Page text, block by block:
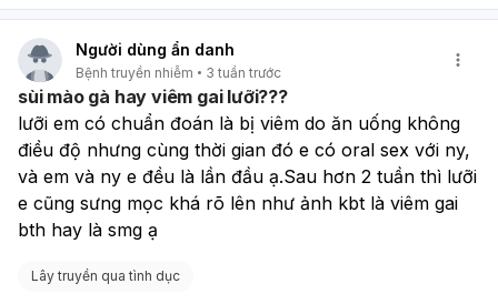
Người dùng ẩn danh
Bệnh truyền nhiễm 3 tuần trước
sùi mào gà hay viêm gai lưỡi???
lưỡi em có chuẩn đoán là bị viêm do ăn uống không
điều độ nhưng cùng thời gian đó e có oral sex với ny,
và em và ny e đều là lần đầu ạ.Sau hơn 2 tuần thì lưỡi
e cũng sưng mọc khá rõ lên như ảnh kbt là viêm gai
bth hay là smg ạ
Lây truyền qua tình dục